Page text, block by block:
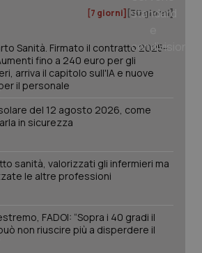
[7 giorni] [30 giorni]
Sanità. Firmato il contratto 2025-
fino a 240 euro per gli
arriva il capitolo sull'IA e nuove
il personale
del 12 agosto 2026, come
in sicurezza
sanità, valorizzati gli infermieri ma
le altre professioni
FADOI: “Sopra i 40 gradi il
non riuscire più a disperdere il
www.quotidianosanita.it
ironfish-
www.quotidianosanita.it